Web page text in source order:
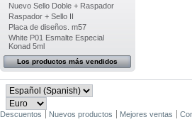
Nuevo Sello Doble + Raspador
Raspador + Sello II
Placa de diseños. m57
White P01 Esmalte Especial
Konad 5ml
Los productos más vendidos
Descuentos Nuevos productos Mejores ventas